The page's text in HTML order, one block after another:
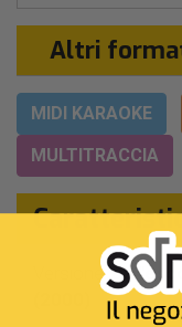
Altri
MIDI KARAOKE
MULTITRACCIA
Versione:Da